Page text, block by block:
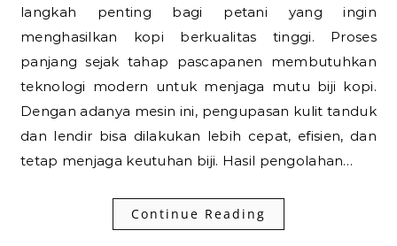
langkah penting bagi petani yang ingin
menghasilkan kopi berkualitas tinggi. Proses
panjang sejak tahap pascapanen membutuhkan
teknologi modern untuk menjaga mutu biji kopi.
Dengan adanya mesin ini, pengupasan kulit tanduk
dan lendir bisa dilakukan lebih cepat, efisien, dan
tetap menjaga keutuhan biji. Hasil pengolahan…
Continue Reading